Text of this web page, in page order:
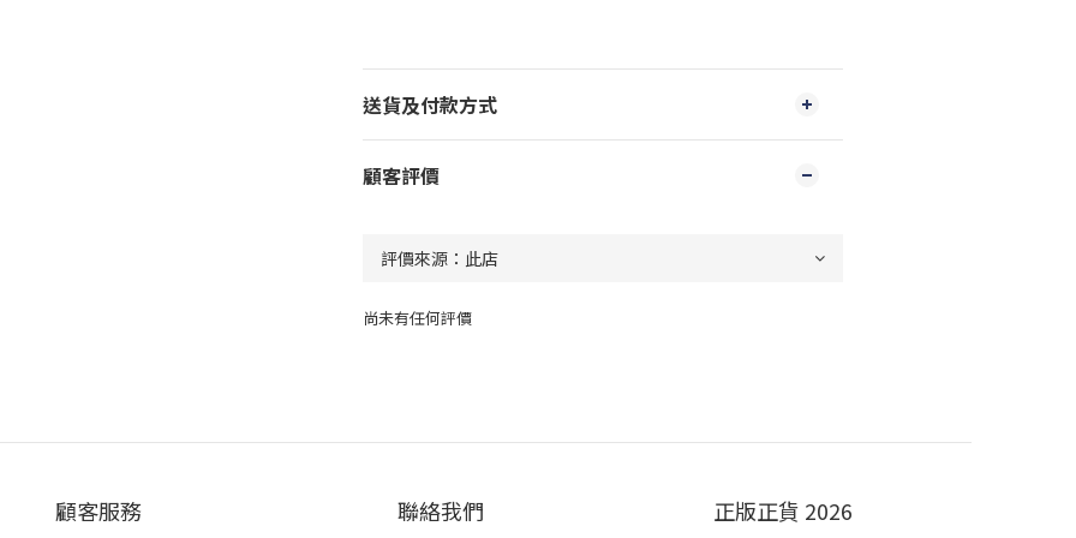
送貨及付款方式
顧客評價
尚未有任何評價
顧客服務 聯絡我們 正版正貨 2026